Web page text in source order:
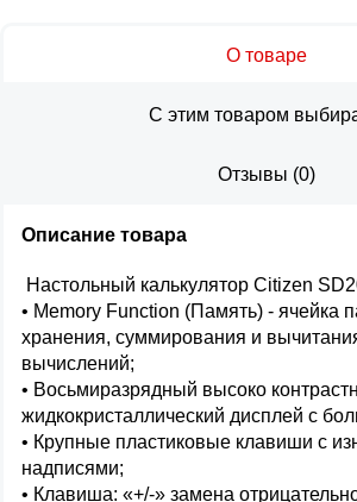
О товаре
С этим товаром
Отзывы (0)
Описание товара
Настольный калькулятор Citizen
• Memory Function (Память) - ячейка
хранения, суммирования и
вычислений;
• Восьмиразрядный высоко
жидкокристаллический дисплей с
• Крупные пластиковые клавиши с
надписями;
• Клавиша: «+/-» замена